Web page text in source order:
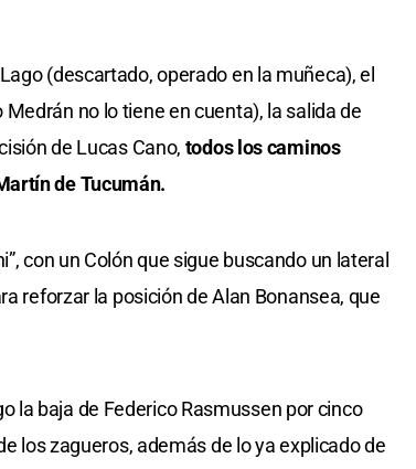
(descartado, operado en la muñeca), el
no lo tiene en cuenta), la salida de
de Lucas Cano, todos los caminos
de Tucumán.
con un Colón que sigue buscando un lateral
reforzar la posición de Alan Bonansea, que
la baja de Federico Rasmussen por cinco
los zagueros, además de lo ya explicado de